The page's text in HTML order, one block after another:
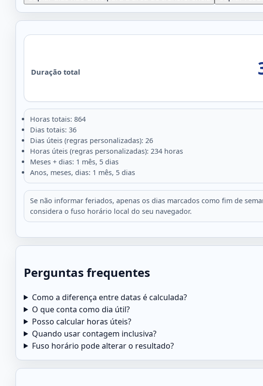
Duração total
Horas totais: 864
Dias totais: 36
Dias úteis (regras personalizadas): 26
Horas úteis (regras personalizadas): 234 horas
Meses + dias: 1 mês, 5 dias
Anos, meses, dias: 1 mês, 5 dias
Se não informar feriados, apenas os dias marcados como fim de
considera o fuso horário local do seu navegador.
Perguntas frequentes
Como a diferença entre datas é calculada?
O que conta como dia útil?
Posso calcular horas úteis?
Quando usar contagem inclusiva?
Fuso horário pode alterar o resultado?